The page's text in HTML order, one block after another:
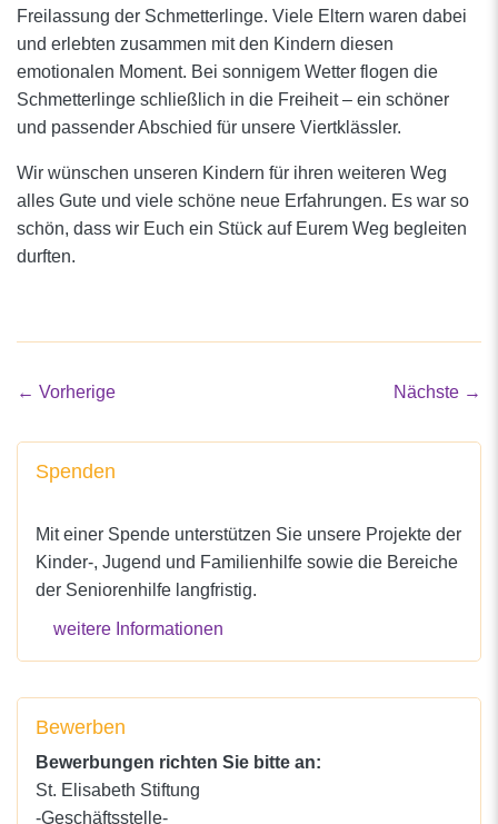
Freilassung der Schmetterlinge. Viele Eltern waren dabei
und erlebten zusammen mit den Kindern diesen
emotionalen Moment. Bei sonnigem Wetter flogen die
Schmetterlinge schließlich in die Freiheit – ein schöner
und passender Abschied für unsere Viertklässler.
Wir wünschen unseren Kindern für ihren weiteren Weg
alles Gute und viele schöne neue Erfahrungen. Es war so
schön, dass wir Euch ein Stück auf Eurem Weg begleiten
durften.
← Vorherige Nächste →
Spenden
Mit einer Spende unterstützen Sie unsere Projekte der
Kinder-, Jugend und Familienhilfe sowie die Bereiche
der Seniorenhilfe langfristig.
weitere Informationen
Bewerben
Bewerbungen richten Sie bitte an:
St. Elisabeth Stiftung
-Geschäftsstelle-